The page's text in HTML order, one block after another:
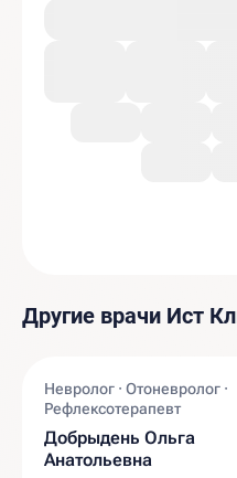
Другие врачи Ист
Невролог · Отоневролог ·
Рефлексотерапевт
Добрыдень Ольга
Анатольевна